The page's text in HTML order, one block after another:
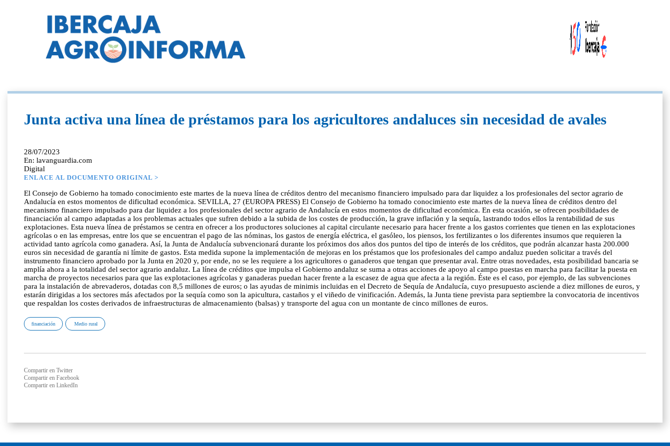
Junta activa una línea de préstamos para los agricultores andaluces sin necesidad de avales
28/07/2023
En: lavanguardia.com
Digital
ENLACE AL DOCUMENTO ORIGINAL >
El Consejo de Gobierno ha tomado conocimiento este martes de la nueva línea de créditos dentro del mecanismo financiero impulsado para dar liquidez a los profesionales del sector agrario de
Andalucía en estos momentos de dificultad económica. SEVILLA, 27 (EUROPA PRESS) El Consejo de Gobierno ha tomado conocimiento este martes de la nueva línea de créditos dentro del
mecanismo financiero impulsado para dar liquidez a los profesionales del sector agrario de Andalucía en estos momentos de dificultad económica. En esta ocasión, se ofrecen posibilidades de
financiación al campo adaptadas a los problemas actuales que sufren debido a la subida de los costes de producción, la grave inflación y la sequía, lastrando todos ellos la rentabilidad de sus
explotaciones. Esta nueva línea de préstamos se centra en ofrecer a los productores soluciones al capital circulante necesario para hacer frente a los gastos corrientes que tienen en las explotaciones
agrícolas o en las empresas, entre los que se encuentran el pago de las nóminas, los gastos de energía eléctrica, el gasóleo, los piensos, los fertilizantes o los diferentes insumos que requieren la
actividad tanto agrícola como ganadera. Así, la Junta de Andalucía subvencionará durante los próximos dos años dos puntos del tipo de interés de los créditos, que podrán alcanzar hasta 200.000
euros sin necesidad de garantía ni límite de gastos. Esta medida supone la implementación de mejoras en los préstamos que los profesionales del campo andaluz pueden solicitar a través del
instrumento financiero aprobado por la Junta en 2020 y, por ende, no se les requiere a los agricultores o ganaderos que tengan que presentar aval. Entre otras novedades, esta posibilidad bancaria se
amplía ahora a la totalidad del sector agrario andaluz. La línea de créditos que impulsa el Gobierno andaluz se suma a otras acciones de apoyo al campo puestas en marcha para facilitar la puesta en
marcha de proyectos necesarios para que las explotaciones agrícolas y ganaderas puedan hacer frente a la escasez de agua que afecta a la región. Éste es el caso, por ejemplo, de las subvenciones
para la instalación de abrevaderos, dotadas con 8,5 millones de euros; o las ayudas de minimis incluidas en el Decreto de Sequía de Andalucía, cuyo presupuesto asciende a diez millones de euros, y
estarán dirigidas a los sectores más afectados por la sequía como son la apicultura, castaños y el viñedo de vinificación. Además, la Junta tiene prevista para septiembre la convocatoria de incentivos
que respaldan los costes derivados de infraestructuras de almacenamiento (balsas) y transporte del agua con un montante de cinco millones de euros.
financiación Medio rural
Compartir en Twitter
Compartir en Facebook
Compartir en LinkedIn